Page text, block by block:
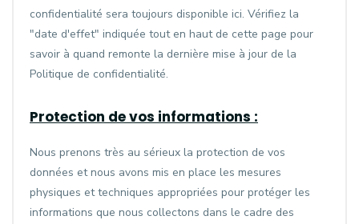
confidentialité sera toujours disponible ici. Vérifiez la
"date d'effet" indiquée tout en haut de cette page pour
savoir à quand remonte la dernière mise à jour de la
Politique de confidentialité.
Protection de vos informations :
Nous prenons très au sérieux la protection de vos
données et nous avons mis en place les mesures
physiques et techniques appropriées pour protéger les
informations que nous collectons dans le cadre des